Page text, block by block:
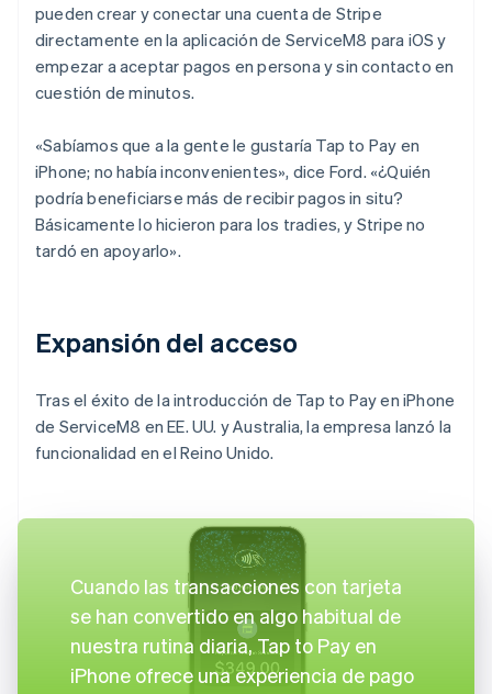
pueden crear y conectar una cuenta de Stripe
directamente en la aplicación de ServiceM8 para iOS y
empezar a aceptar pagos en persona y sin contacto en
cuestión de minutos.
«Sabíamos que a la gente le gustaría Tap to Pay en
iPhone; no había inconvenientes», dice Ford. «¿Quién
podría beneficiarse más de recibir pagos in situ?
Básicamente lo hicieron para los tradies, y Stripe no
tardó en apoyarlo».
Expansión del acceso
Tras el éxito de la introducción de Tap to Pay en iPhone
de ServiceM8 en EE. UU. y Australia, la empresa lanzó la
funcionalidad en el Reino Unido.
Cuando las transacciones con tarjeta
se han convertido en algo habitual de
nuestra rutina diaria, Tap to Pay en
iPhone ofrece una experiencia de pago